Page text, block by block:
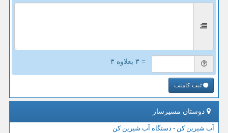
= ۳ بعلاوه ۳
ثبت کامنت
دوستان مسیرساز
آب شیرین کن - دستگاه آب شیرین کن